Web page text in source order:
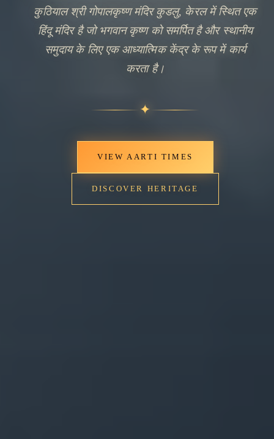
कुठियाल श्री गोपालकृष्ण मंदिर कुडलु, केरल में स्थित एक
हिंदू मंदिर है जो भगवान कृष्ण को समर्पित है और स्थानीय
समुदाय के लिए एक आध्यात्मिक केंद्र के रूप में कार्य
करता है।
✦
VIEW AARTI TIMES
DISCOVER HERITAGE